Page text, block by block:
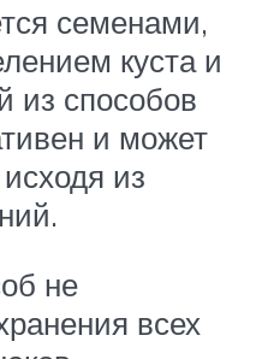
семенами,
куста и
из способов
и может
из
не
всех